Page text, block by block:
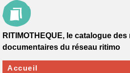
RITIMOTHEQUE, le catalogue
documentaires du réseau ritimo
Accueil